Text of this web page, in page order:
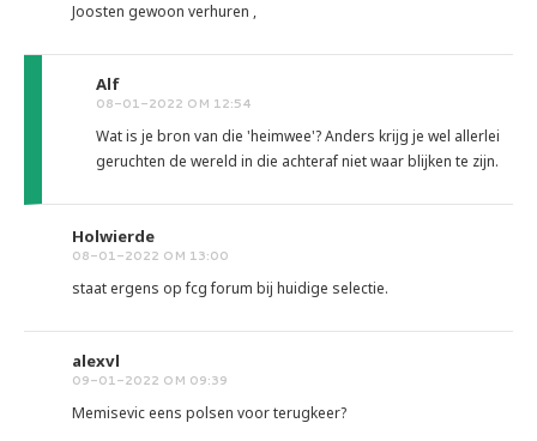
Joosten gewoon verhuren ,
Alf
08-01-2022 OM 12:54
Wat is je bron van die 'heimwee'? Anders krijg je wel allerlei
geruchten de wereld in die achteraf niet waar blijken te zijn.
Holwierde
08-01-2022 OM 13:00
staat ergens op fcg forum bij huidige selectie.
alexvl
09-01-2022 OM 09:39
Memisevic eens polsen voor terugkeer?